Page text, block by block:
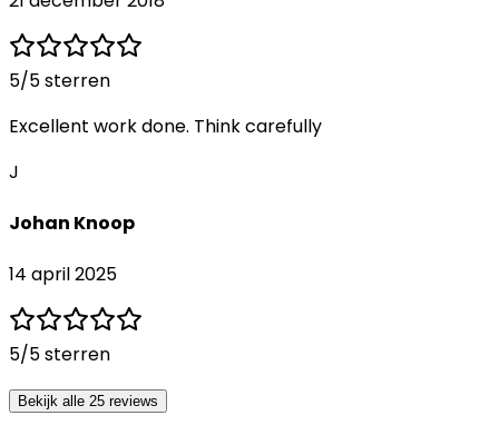
5/5 sterren
Excellent work done. Think carefully
J
Johan Knoop
14 april 2025
5/5 sterren
Bekijk alle 25 reviews